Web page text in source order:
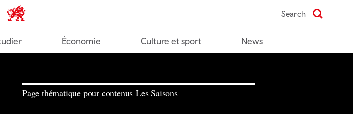
Wales home Search
Économie Culture et sport News
Page thématique pour contenus Les Saisons